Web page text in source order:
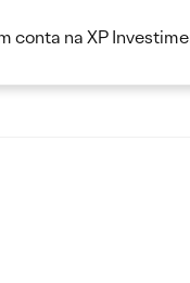
conta na XP